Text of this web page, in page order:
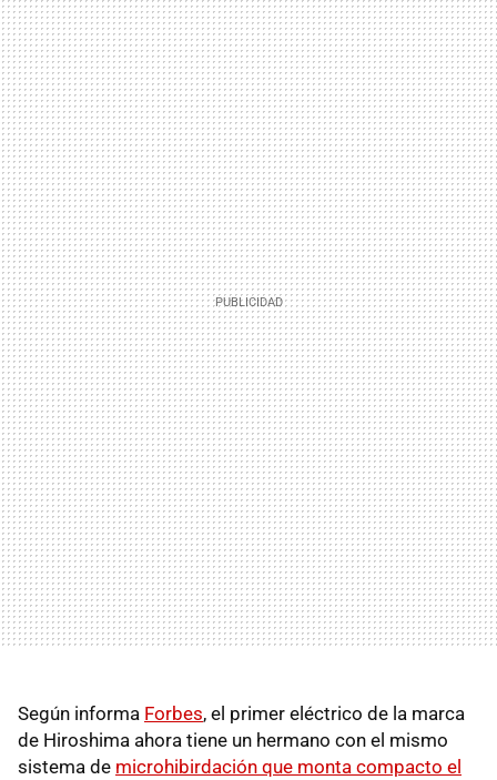
Según informa Forbes, el primer eléctrico de la marca
de Hiroshima ahora tiene un hermano con el mismo
sistema de microhibirdación que monta compacto el